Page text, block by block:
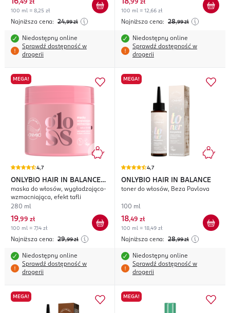
16,49 zł
100 ml = 8,25 zł
Najniższa cena: 24,99 zł
Niedostępny online
Sprawdź dostępność w
drogerii
18,99 zł
100 ml = 12,66 zł
Najniższa cena: 28,99 zł
Niedostępny online
Sprawdź dostępność w
drogerii
MEGA!
4,7
ONLYBIO HAIR IN BALANCE
Gloss
maska do włosów, wygładzająco-
wzmacniająca, efekt tafli
280 ml
19,99 zł
100 ml = 7,14 zł
Najniższa cena: 29,99 zł
Niedostępny online
Sprawdź dostępność w
drogerii
MEGA!
4,7
ONLYBIO HAIR IN BALANCE
toner do włosów, Beza Pavlova
100 ml
18,49 zł
100 ml = 18,49 zł
Najniższa cena: 28,99 zł
Niedostępny online
Sprawdź dostępność w
drogerii
MEGA! MEGA!